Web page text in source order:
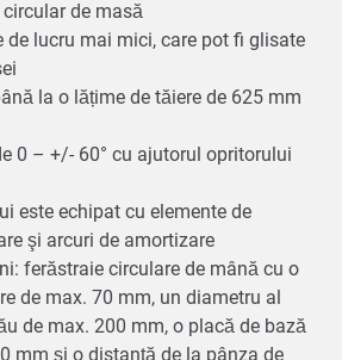
de masă
de lucru mai mici, care pot fi glisate
la o lățime de tăiere de 625 mm
0 – +/- 60° cu ajutorul opritorului
este echipat cu elemente de
şi arcuri de amortizare
ferăstraie circulare de mână cu o
de max. 70 mm, un diametru al
de max. 200 mm, o placă de bază
mm și o distanță de la pânza de